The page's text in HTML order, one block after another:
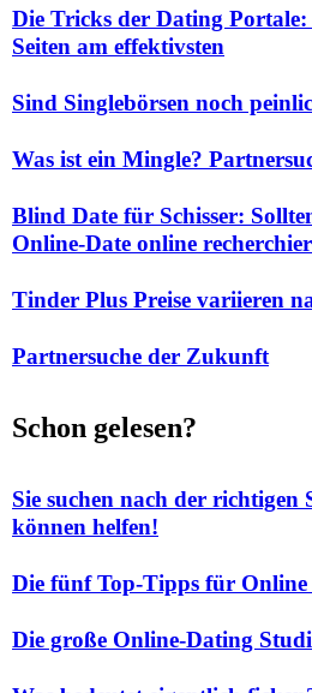
Die Tricks der Dating
Seiten am effektivsten
Sind Singlebörsen noch
Was ist ein Mingle?
Blind Date für Schisser:
Online-Date online
Tinder Plus Preise variieren
Partnersuche der Zukunft
Schon gelesen?
Sie suchen nach der richtigen
können helfen!
Die fünf Top-Tipps für
Die große Online-Dating